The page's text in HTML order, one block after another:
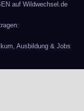
auf Wildwechsel.de
Ausbildung & Jobs